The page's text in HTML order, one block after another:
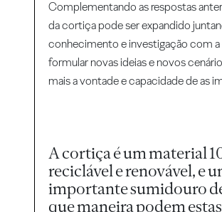
Complementando as respostas
da cortiça pode ser expandido
conhecimento e investigação com
formular novas ideias e novos
mais a vontade e capacidade de as
A cortiça é um material
reciclável e renovável, e
importante sumidouro
que maneira podem